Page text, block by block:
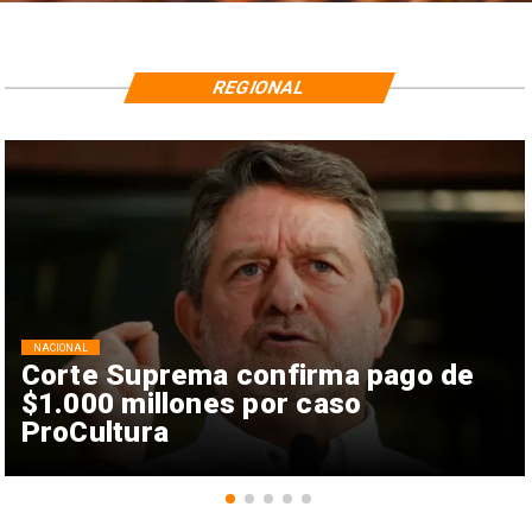
Corte Suprema confirma pago de
$1.000 millones por caso
ProCultura
NACIONAL
REGIONAL